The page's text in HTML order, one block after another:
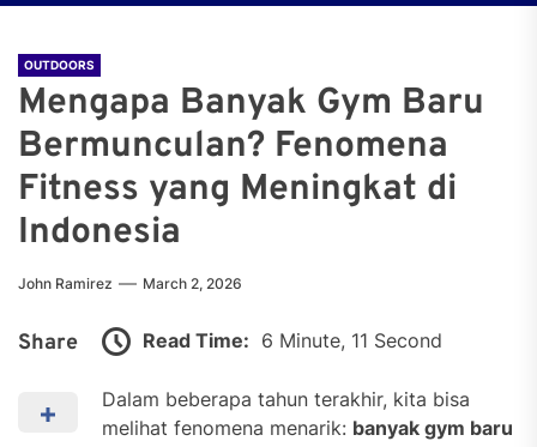
OUTDOORS
Mengapa Banyak Gym Baru
Bermunculan? Fenomena
Fitness yang Meningkat di
Indonesia
John Ramirez March 2, 2026
Share Read Time: 6 Minute, 11 Second
Dalam beberapa tahun terakhir, kita bisa
melihat fenomena menarik: banyak gym baru